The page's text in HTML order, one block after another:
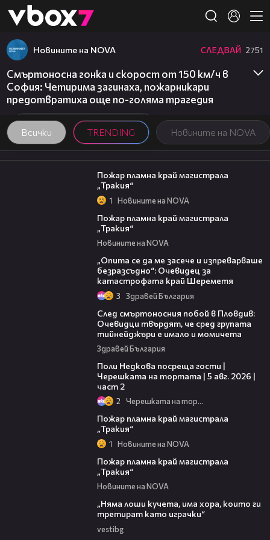
👾
Всички TRENDING Новините на NOVA
Новините на NOVA СЛЕДВАЙ 2751
Смъртоносна гонка и скорост от 150 км/ч в
София: Четирима загинаха, пожарникари
предотвратиха още по-голяма трагедия
00:20
Пожар пламна край магистрала
„Тракия“
1 Новините на NOVA
Пожар пламна край магистрала
„Тракия“
Новините на NOVA
„Опита се да ме засече и изпреварваше
безразсъдно“: Очевидец за
катастрофата край Шереметя
3 Здравей България
След смъртоносния побой в Пловдив:
Очевидци твърдят, че сред групата
тийнейджъри е имало и момичета
Здравей България
Поли Недкова посреща гости |
Черешката на тортата | 5 авг. 2026 |
част 2
2 Черешката на тортата
Пожар пламна край магистрала
„Тракия“
1 Новините на NOVA
Пожар пламна край магистрала
„Тракия“
Новините на NOVA
„Няма лоши кучета, има хора, които ги
третират като играчки“
vestibg